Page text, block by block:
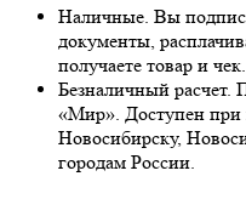
Наличные. Вы
документы,
получаете товар и чек.
Безналичный расчет.
«Мир». Доступен при
Новосибирску,
городам России.